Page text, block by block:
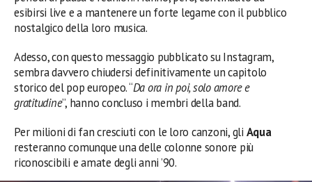
esibirsi live e a mantenere un forte legame con il pubblico
nostalgico della loro musica.
Adesso, con questo messaggio pubblicato su Instagram,
sembra davvero chiudersi definitivamente un capitolo
storico del pop europeo. “Da ora in poi, solo amore e
gratitudine”, hanno concluso i membri della band.
Per milioni di fan cresciuti con le loro canzoni, gli Aqua
resteranno comunque una delle colonne sonore più
riconoscibili e amate degli anni ’90.